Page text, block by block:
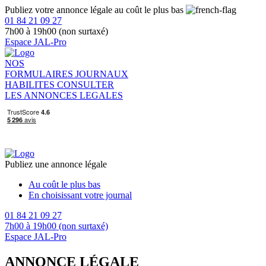
Publiez votre annonce légale au coût le plus bas
01 84 21 09 27
7h00 à 19h00 (non surtaxé)
Espace JAL-Pro
NOS
FORMULAIRES JOURNAUX
HABILITES CONSULTER
LES ANNONCES LEGALES
Publiez une annonce légale
Au coût le plus bas
En choisissant votre journal
01 84 21 09 27
7h00 à 19h00 (non surtaxé)
Espace JAL-Pro
ANNONCE LÉGALE